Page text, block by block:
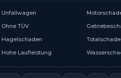
Unfallwagen
Ohne TÜV
Hagelschaden
Hohe Laufleistung